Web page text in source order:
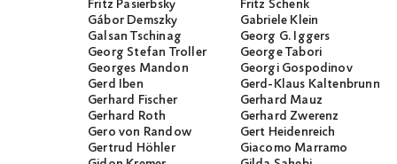
Fritz Pasierbsky
Fritz Schenk
Gábor Demszky
Gabriele Klein
Galsan Tschinag
Georg G. Iggers
Georg Stefan Troller
George Tabori
Georges Mandon
Georgi Gospodinov
Gerd Iben
Gerd-Klaus Kaltenbrunner
Gerhard Fischer
Gerhard Mauz
Gerhard Roth
Gerhard Zwerenz
Gero von Randow
Gert Heidenreich
Gertrud Höhler
Giacomo Marramo